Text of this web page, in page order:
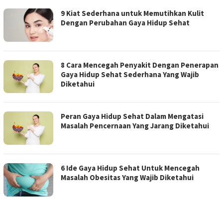
9 Kiat Sederhana untuk Memutihkan Kulit
Dengan Perubahan Gaya Hidup Sehat
8 Cara Mencegah Penyakit Dengan Penerapan
Gaya Hidup Sehat Sederhana Yang Wajib
Diketahui
Peran Gaya Hidup Sehat Dalam Mengatasi
Masalah Pencernaan Yang Jarang Diketahui
6 Ide Gaya Hidup Sehat Untuk Mencegah
Masalah Obesitas Yang Wajib Diketahui